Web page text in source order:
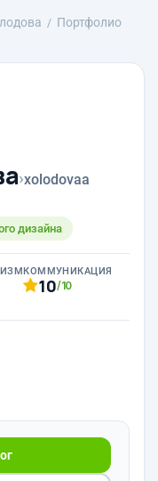
Портфолио
›xolodovaa
дизайна
КОММУНИКАЦИЯ
10/10